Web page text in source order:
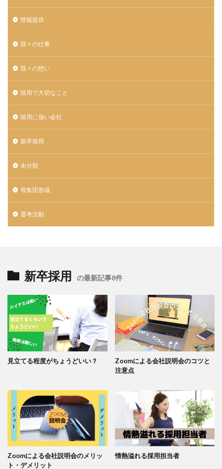
情報提供
我々の仕事
我々の想い
採用で大切なこと
採用に強い会社
新卒採用
未分類
母集団形成
選考活動
新卒採用 の最新記事8件
見立てる程度がちょうどいい？
Zoomによる会社説明会のコツと
注意点
Zoomによる会社説明会のメリッ
ト・デメリット
情熱溢れる採用担当者